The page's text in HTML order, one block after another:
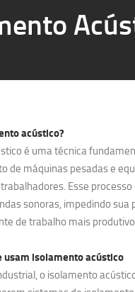
acústico?
é uma técnica
de máquinas pesadas e
Esse
sonoras, impedindo
de trabalho mais
usam isolamento acústico
o isolamento